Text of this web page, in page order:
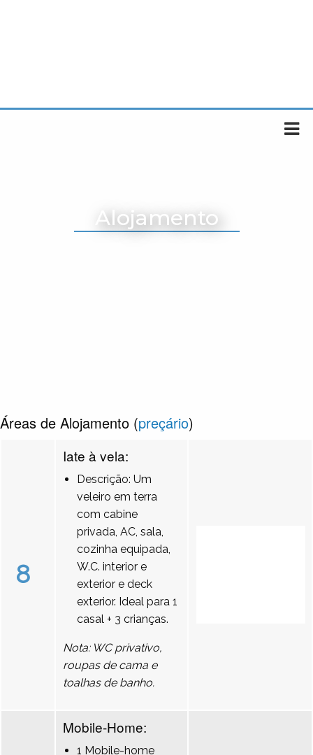
Alojamento
Áreas de Alojamento (preçário)
8
Iate à vela:
Descrição: Um
veleiro em terra
com cabine
privada, AC, sala,
cozinha equipada,
W.C. interior e
exterior e deck
exterior. Ideal para 1
casal + 3 crianças.
Nota: WC privativo,
roupas de cama e
toalhas de banho.
Mobile-Home:
1 Mobile-home